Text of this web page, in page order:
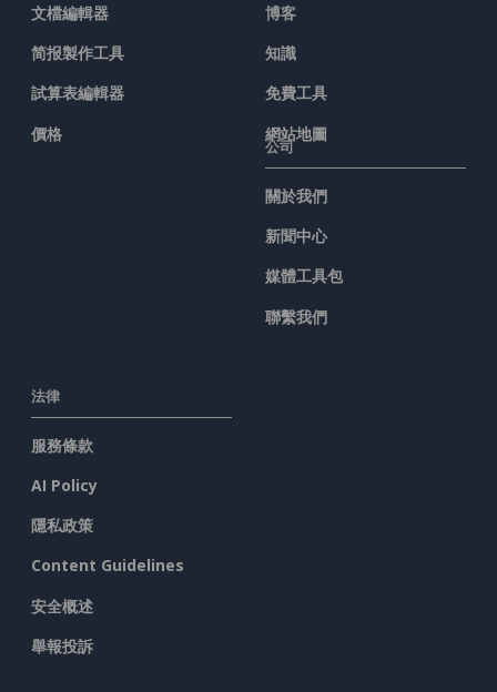
文檔編輯器
简报製作工具
試算表編輯器
價格
博客
知識
免費工具
網站地圖
公司
關於我們
新聞中心
媒體工具包
聯繫我們
法律
服務條款
AI Policy
隱私政策
Content Guidelines
安全概述
舉報投訴